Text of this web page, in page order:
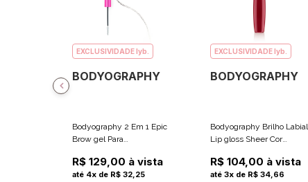
EXCLUSIVIDADE lyb.
BODYOGRAPHY
Bodyography 2 Em 1 Epic
Brow gel Para
Definidora Cor Preto 2g +
0.3g
R$ 129,00 à vista
até 4x de R$ 32,25
EXCLUSIVIDADE lyb.
BODYOGRAPHY
Bodyography Brilho Labial
Lip gloss Sheer Cor
(Vermelho) 8.5g
R$ 104,00 à vista
até 3x de R$ 34,66